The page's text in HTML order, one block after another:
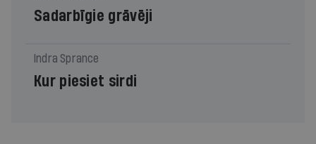
Sadarbīgie grāvēji
Indra Sprance
Kur piesiet sirdi